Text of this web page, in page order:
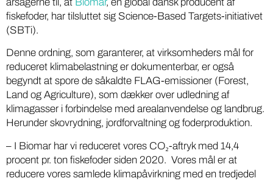
fiskefoder, har tilsluttet sig Science-Based Targets-initiativet
(SBTi).
Denne ordning, som garanterer, at virksomheders mål for
reduceret klimabelastning er dokumenterbar, er også
begyndt at spore de såkaldte FLAG-emissioner (Forest,
Land og Agriculture), som dækker over udledning af
klimagasser i forbindelse med arealanvendelse og landbrug.
Herunder skovrydning, jordforvaltning og foderproduktion.
– I Biomar har vi reduceret vores CO₂-aftryk med 14,4
procent pr. ton fiskefoder siden 2020. Vores mål er at
reducere vores samlede klimapåvirkning med en tredjedel